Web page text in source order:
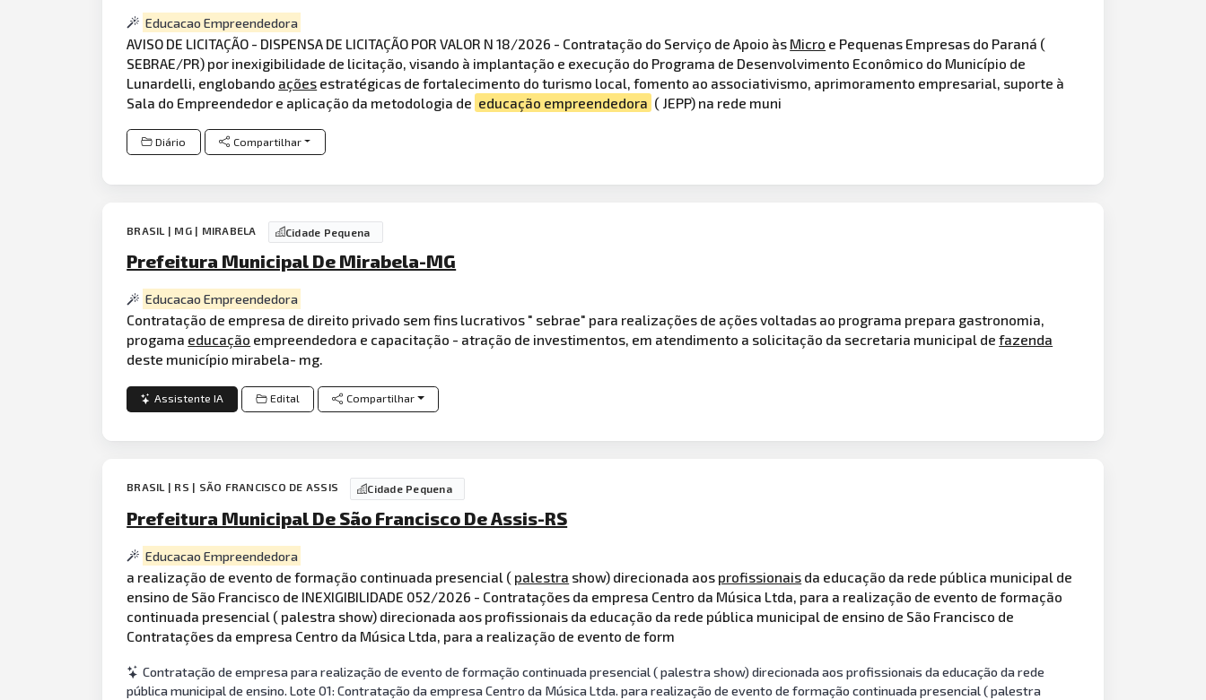
Educacao Empreendedora
AVISO DE LICITAÇÃO - DISPENSA DE LICITAÇÃO POR VALOR N 18/2026 - Contratação do Serviço de Apoio às Micro e Pequenas Empresas do Paraná (
SEBRAE/PR) por inexigibilidade de licitação, visando à implantação e execução do Programa de Desenvolvimento Econômico do Município de
Lunardelli, englobando ações estratégicas de fortalecimento do turismo local, fomento ao associativismo, aprimoramento empresarial, suporte à
Sala do Empreendedor e aplicação da metodologia de educação empreendedora ( JEPP) na rede muni
Diário Compartilhar
BRASIL | MG | MIRABELA Cidade Pequena
Prefeitura Municipal De Mirabela-MG
Educacao Empreendedora
Contratação de empresa de direito privado sem fins lucrativos " sebrae" para realizações de ações voltadas ao programa prepara gastronomia,
progama educação empreendedora e capacitação - atração de investimentos, em atendimento a solicitação da secretaria municipal defazenda
deste município mirabela- mg.
Assistente IA Edital Compartilhar
BRASIL | RS | SÃO FRANCISCO DE ASSIS Cidade Pequena
Prefeitura Municipal De São Francisco De Assis-RS
Educacao Empreendedora
a realização de evento de formação continuada presencial ( palestra show) direcionada aos profissionais da educação da rede pública municipal de
ensino de São Francisco de INEXIGIBILIDADE 052/2026 - Contratações da empresa Centro da Música Ltda, para a realização de evento de formação
continuada presencial ( palestra show) direcionada aos profissionais da educação da rede pública municipal de ensino de São Francisco de
Contratações da empresa Centro da Música Ltda, para a realização de evento de form
Contratação de empresa para realização de evento de formação continuada presencial ( palestra show) direcionada aos profissionais da educação da rede
pública municipal de ensino. Lote 01: Contratação da empresa Centro da Música Ltda. para realização de evento de formação continuada presencial ( palestra